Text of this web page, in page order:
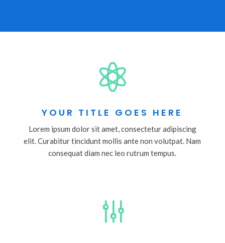

YOUR TITLE GOES HERE
Lorem ipsum dolor sit amet, consectetur adipiscing
elit. Curabitur tincidunt mollis ante non volutpat. Nam
consequat diam nec leo rutrum tempus.
g